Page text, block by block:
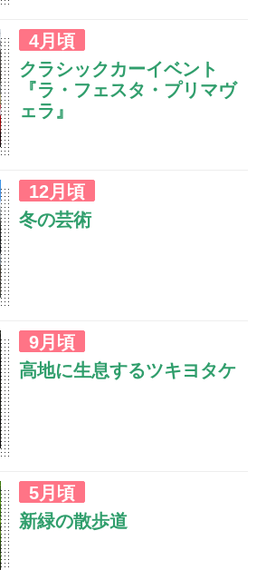
で標高1,282ｍあるごまさんス
、標高が高く大都市からの光も
天体観測スポットとしてもおす
、ごまさんスカイタワー駐車場
環日食の風景です。※画像はコ
4月頃
クラシックカーイベント
『ラ・フェスタ・プリマヴ
ェラ』
、近畿地方を中心にクラシック
走る公道ラリーイベントです。
ワーはチェックポイントとして
ックカーを目の前で応援するこ
12月頃
冬の芸術
強い和歌山県の南部ですが、冬
ないほどの雪景色や樹氷を楽し
9月頃
高地に生息するツキヨタケ
ナ林等）の倒木に生え、暗闇で
と発光する特徴を持っていま
め食用には適していません。
5月頃
新緑の散歩道